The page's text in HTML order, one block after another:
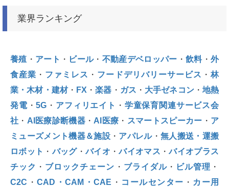
業界ランキング
養殖 ・ アート ・ ビール・ 不動産デベロッパー ・飲料・外
食産業 ・ ファミレス ・ フードデリバリーサービス ・林
業・木材・建材・ FX ・楽器 ・ ガス ・ 大手ゼネコン・ 地熱
発電・5G ・ アフィリエイト ・ 学童保育関連サービス会
社 ・ AI医療診断機器 ・ AI医療 ・ スマートスピーカー ・ ア
ミューズメント機器＆施設 ・ アパレル・無人搬送・運搬
ロボット ・バッグ・バイオ ・バイオマス ・バイオプラス
チック ・ ブロックチェーン ・ ブライダル・ ビル管理 ・
C2C ・ CAD・CAM・CAE ・ コールセンター ・ カー用